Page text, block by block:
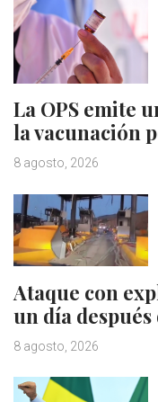
La OPS emite
la vacunación
8 agosto, 2026
Ataque con
un día
8 agosto, 2026